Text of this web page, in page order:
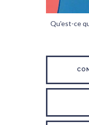
Qu'est-ce